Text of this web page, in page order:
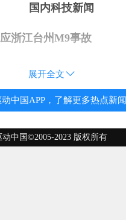
国内科技新闻
浙江台州M9事故
展开全文
中国APP，了解更多热点新闻
动中国©2005-2023 版权所有